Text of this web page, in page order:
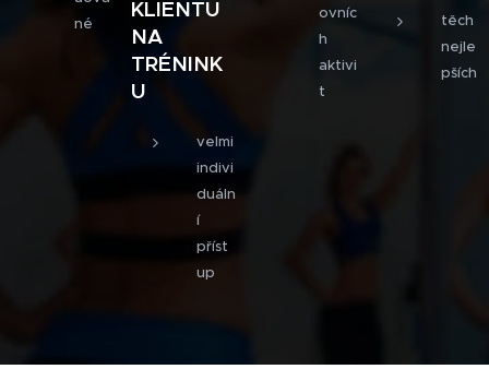
né
KLIENTŮ
NA
TRÉNINK
U
velmi
indivi
duáln
í
příst
up
ovníc
h
aktivi
t
těch
nejle
pších